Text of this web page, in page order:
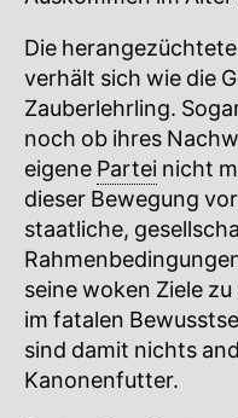
Die
verhält sich wie die
Zauberlehrling.
noch ob ihres
eigene Partei nicht
dieser Bewegung
staatliche,
seine woken Ziele
im fatalen
sind damit nichts
Kanonenfutter.